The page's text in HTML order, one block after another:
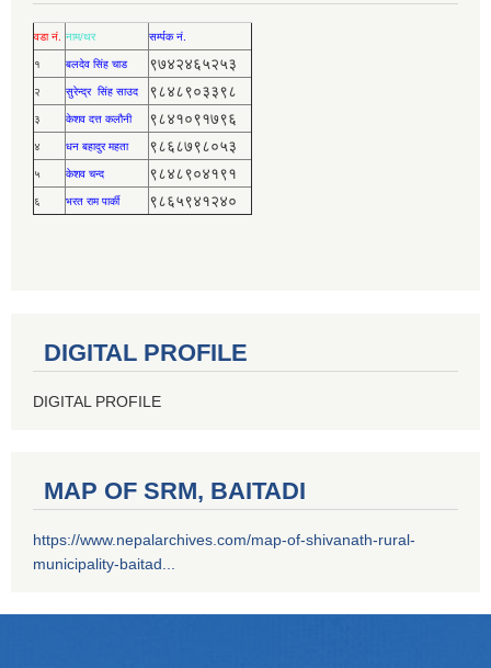
वडा नं. नाम/थर सर्म्पक नं.
१ बलदेव सिंह चाड ९७४२४६५२५३
२ सुरेन्द्र सिंह साउद ९८४८९०३३९८
३ केशव दत्त कलौनी ९८४१०९१७९६
४ धन बहादुर महता ९८६८७९८०५३
५ केशव चन्द ९८४८९०४१९१
६ भरत राम पार्की ९८६५९४१२४०
DIGITAL PROFILE
DIGITAL PROFILE
MAP OF SRM, BAITADI
https://www.nepalarchives.com/map-of-shivanath-rural-
municipality-baitad...